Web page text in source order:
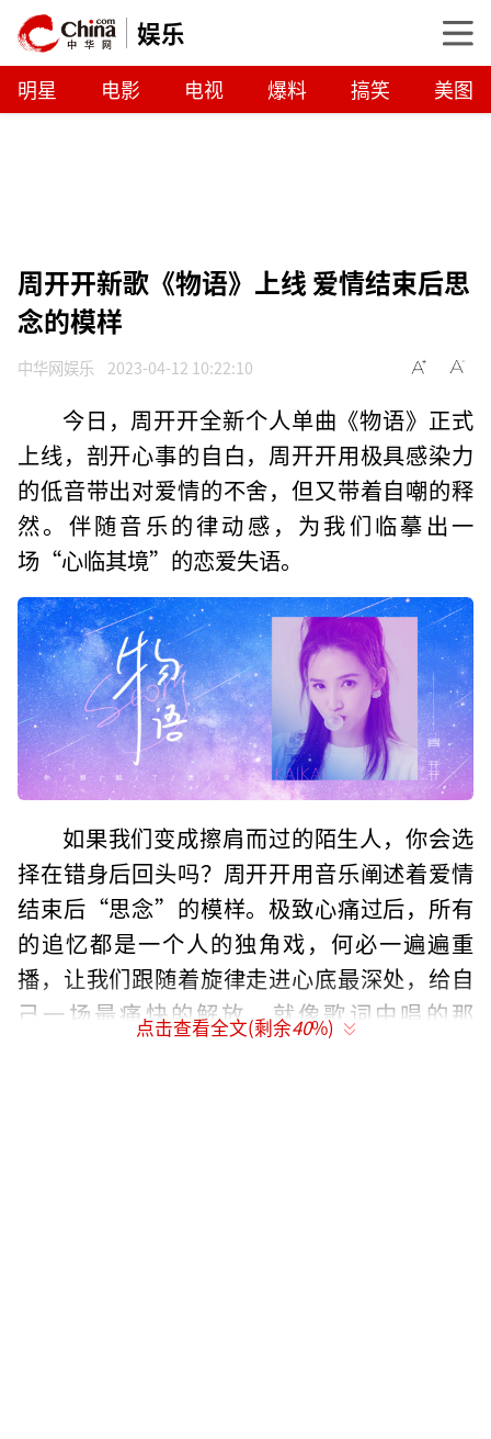
娱乐
明星 电影 电视 爆料 搞笑 美图
周开开新歌《物语》上线 爱情结束后思
念的模样
中华网娱乐 2023-04-12 10:22:10
今日，周开开全新个人单曲《物语》正式
上线，剖开心事的自白，周开开用极具感染力
的低音带出对爱情的不舍，但又带着自嘲的释
然。伴随音乐的律动感，为我们临摹出一
场“心临其境”的恋爱失语。
如果我们变成擦肩而过的陌生人，你会选
择在错身后回头吗？周开开用音乐阐述着爱情
结束后“思念”的模样。极致心痛过后，所有
的追忆都是一个人的独角戏，何必一遍遍重
播，让我们跟随着旋律走进心底最深处，给自
己一场最痛快的解放，就像歌词中唱的那
样：“时间会让偏执后退”，一切交由时间，
点击查看全文(剩余40%)